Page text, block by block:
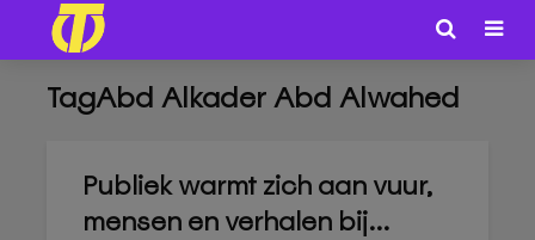
TagAbd Alkader Abd Alwahed
Publiek warmt zich aan vuur,
mensen en verhalen bij...